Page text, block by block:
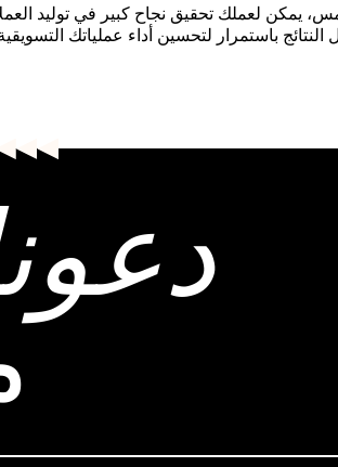
يمكن لعملك تحقيق نجاح كبير في توليد
باستمرار لتحسين أداء عملياتك